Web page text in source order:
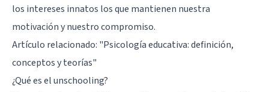
los intereses innatos los que mantienen nuestra
motivación y nuestro compromiso.
Artículo relacionado: "Psicología educativa: definición,
conceptos y teorías"
¿Qué es el unschooling?